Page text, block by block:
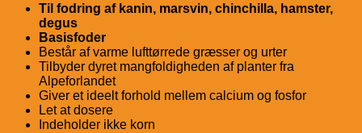
Til fodring af kanin, marsvin, chinchilla, hamster,
degus
Basisfoder
Består af varme lufttørrede græsser og urter
Tilbyder dyret mangfoldigheden af ​​planter fra
Alpeforlandet
Giver et ideelt forhold mellem calcium og fosfor
Let at dosere
Indeholder ikke korn